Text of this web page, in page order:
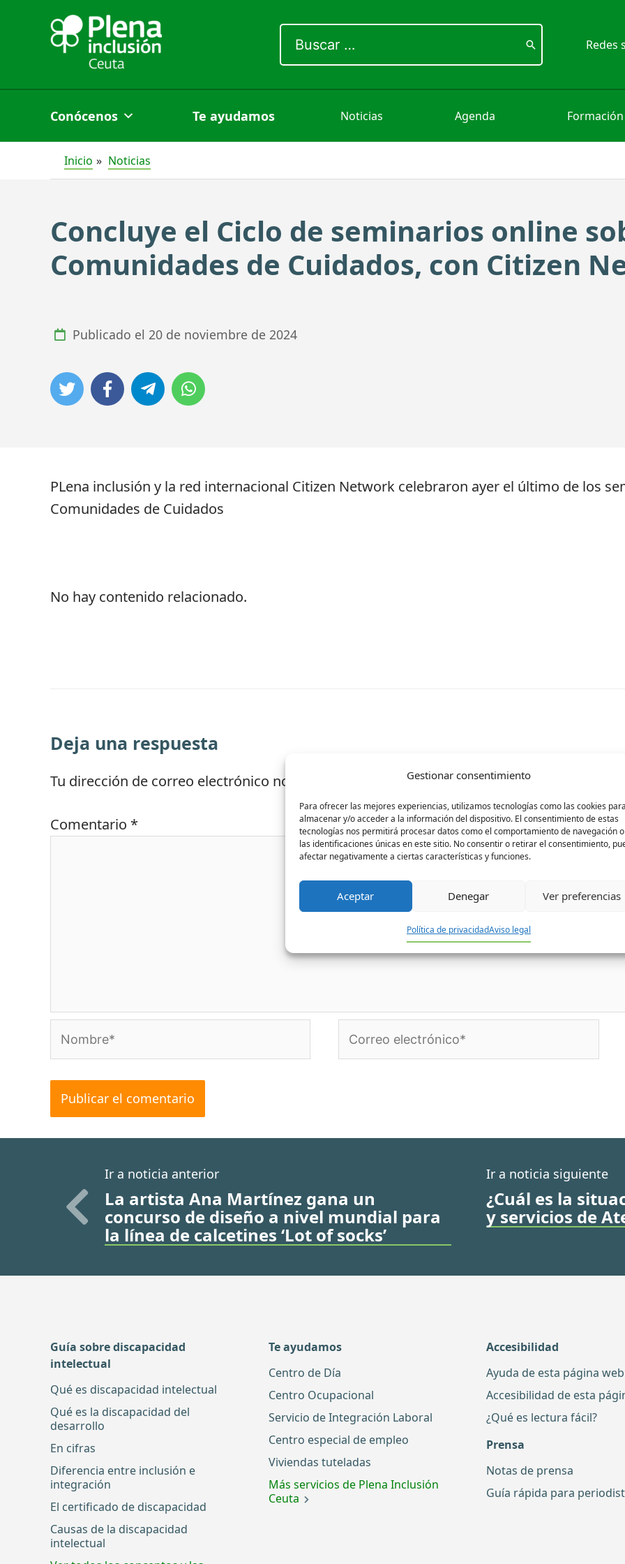
Gestionar consentimiento
Para ofrecer las mejores experiencias, utilizamos tecnologías como las cookies para
almacenar y/o acceder a la información del dispositivo. El consentimiento de estas
tecnologías nos permitirá procesar datos como el comportamiento de navegación o
las identificaciones únicas en este sitio. No consentir o retirar el consentimiento,
afectar negativamente a ciertas características y funciones.
Aceptar Denegar Ver preferencias
Política de privacidadAviso legal
contenido
por:
Redes
Conócenos Te ayudamos Noticias Agenda Formación
Inicio Noticias
Concluye el Ciclo de seminarios online
Comunidades de Cuidados, con Citizen
Publicado el 20 de noviembre de 2024
PLena inclusión y la red internacional Citizen Network celebraron ayer el último de los
Comunidades de Cuidados
No hay contenido relacionado.
Deja una respuesta
Tu dirección de correo electrónico no será publicada. Los campos obligatorios están
Comentario *
Correo
Ir a noticia anterior
La artista Ana Martínez gana un
concurso de diseño a nivel mundial para
la línea de calcetines ‘Lot of socks’
Ir a noticia siguiente
¿Cuál es la
y servicios de
Guía sobre discapacidad
intelectual
Qué es discapacidad intelectual
Qué es la discapacidad del
desarrollo
En cifras
Diferencia entre inclusión e
integración
El certificado de discapacidad
Causas de la discapacidad
intelectual
Te ayudamos
Centro de Día
Centro Ocupacional
Servicio de Integración Laboral
Centro especial de empleo
Viviendas tuteladas
Más servicios de Plena Inclusión
Ceuta
Accesibilidad
Ayuda de esta página web
Accesibilidad de esta
¿Qué es lectura fácil?
Prensa
Notas de prensa
Guía rápida para